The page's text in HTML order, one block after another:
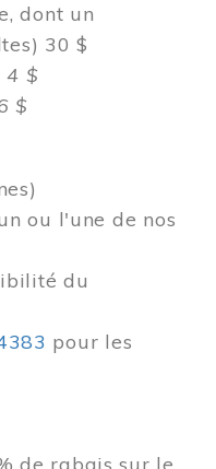
dont un
30 $
4 $
$
ou l'une de nos
du
pour les